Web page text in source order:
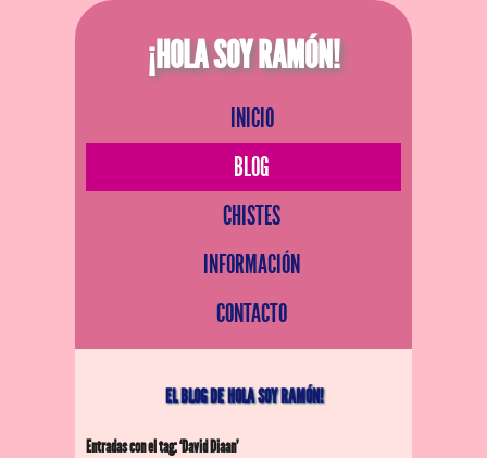
¡HOLA SOY RAMÓN!
INICIO
BLOG
CHISTES
INFORMACIÓN
CONTACTO
EL BLOG DE HOLA SOY RAMÓN!
Entradas con el tag: ‘David Diaan’